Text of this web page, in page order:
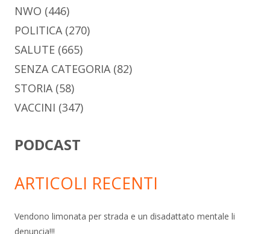
NWO (446)
POLITICA(270)
SALUTE (665)
SENZA CATEGORIA(82)
STORIA(58)
VACCINI (347)
PODCAST
ARTICOLI RECENTI
Vendono limonata per strada e un disadattato mentale li
denuncia!!!